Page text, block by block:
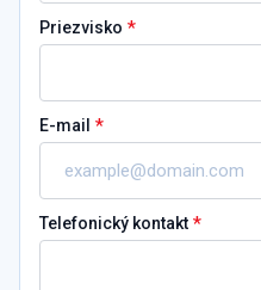
Priezvisko *
E-mail *
Telefonický kontakt *